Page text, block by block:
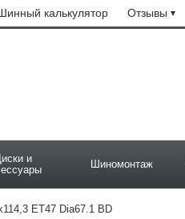
калькулятор Отзывы
и
Шиномонтаж
ET47 Dia67.1 BD